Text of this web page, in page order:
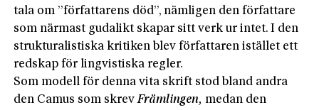
tala om ”författarens död”, nämligen den författare
som närmast gudalikt skapar sitt verk ur intet. I den
strukturalistiska kritiken blev författaren istället ett
redskap för lingvistiska regler.
Som modell för denna vita skrift stod bland andra
den Camus som skrevFrämlingen, medan den